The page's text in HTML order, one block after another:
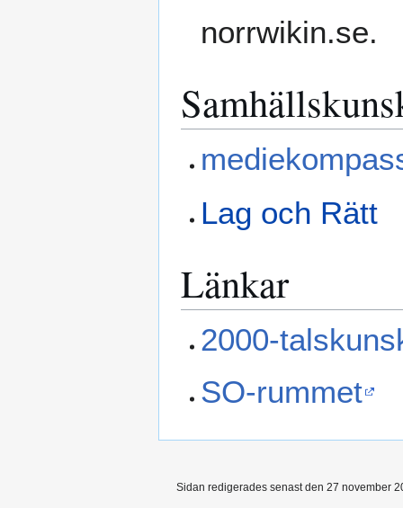
norrwikin.se.
Lag och Rätt
Länkar
2000-
SO-rummet
Sidan redigerades senast den 27 november